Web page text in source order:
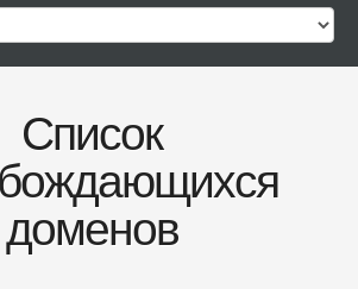
Список
доменов